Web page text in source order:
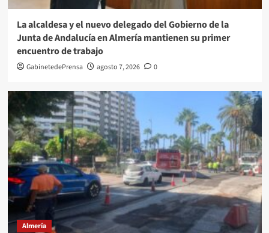
La alcaldesa y el nuevo delegado del Gobierno de la
Junta de Andalucía en Almería mantienen su primer
encuentro de trabajo
GabinetedePrensa agosto 7, 2026 0
Almería